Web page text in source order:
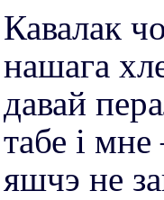
Кавалак
нашага
давай
табе і
яшчэ не